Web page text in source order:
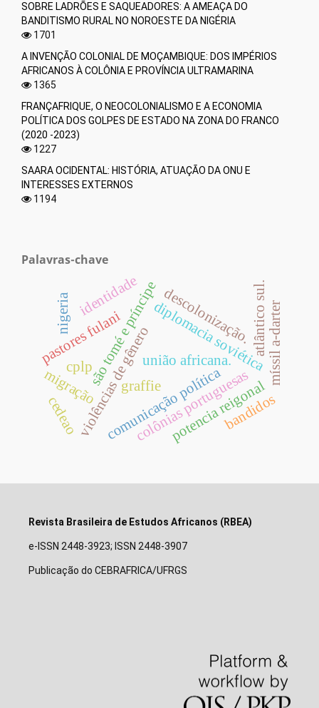
SOBRE LADRÕES E SAQUEADORES: A AMEAÇA DO
BANDITISMO RURAL NO NOROESTE DA NIGÉRIA
1701
A INVENÇÃO COLONIAL DE MOÇAMBIQUE: DOS IMPÉRIOS
AFRICANOS À COLÔNIA E PROVÍNCIA ULTRAMARINA
1365
FRANÇAFRIQUE, O NEOCOLONIALISMO E A ECONOMIA
POLÍTICA DOS GOLPES DE ESTADO NA ZONA DO FRANCO
(2020 -2023)
1227
SAARA OCIDENTAL: HISTÓRIA, ATUAÇÃO DA ONU E
INTERESSES EXTERNOS
1194
Palavras-chave
comunicação política
união africana.
diplomacia soviética
são tomé e príncipe
violências de gênero
descolonização.
colônias portuguesas
pastores fulani
graffie
migração potencia reigonal
identidade
nigeria atlântico sul.
cplp
bandidos
cedeao
míssil a-darter
Revista Brasileira de Estudos Africanos (RBEA)
e-ISSN 2448-3923; ISSN 2448-3907
Publicação do CEBRAFRICA/UFRGS